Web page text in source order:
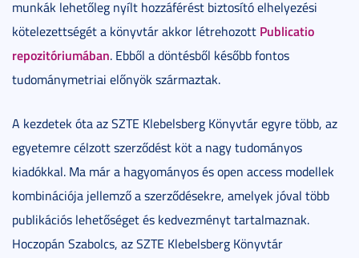
munkák lehetőleg nyílt hozzáférést biztosító elhelyezési
kötelezettségét a könyvtár akkor létrehozott Publicatio
repozitóriumában. Ebből a döntésből később fontos
tudománymetriai előnyök származtak.
A kezdetek óta az SZTE Klebelsberg Könyvtár egyre több, az
egyetemre célzott szerződést köt a nagy tudományos
kiadókkal. Ma már a hagyományos és open access modellek
kombinációja jellemző a szerződésekre, amelyek jóval több
publikációs lehetőséget és kedvezményt tartalmaznak.
Hoczopán Szabolcs, az SZTE Klebelsberg Könyvtár